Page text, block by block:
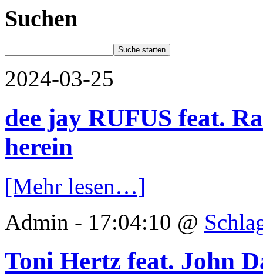
Suchen
2024-03-25
dee jay RUFUS feat.
herein
[Mehr lesen…]
Admin - 17:04:10 @
Toni Hertz feat. John